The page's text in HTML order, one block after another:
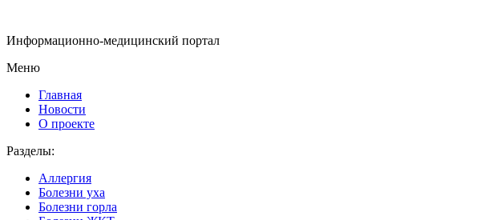
Информационно-медицинский портал
Меню
Главная
Новости
О проекте
Разделы:
Аллергия
Болезни уха
Болезни горла